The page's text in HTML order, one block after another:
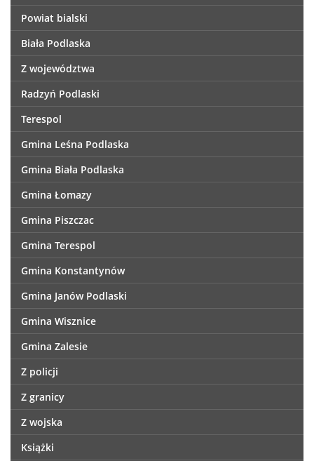
Powiat bialski
Biała Podlaska
Z województwa
Radzyń Podlaski
Terespol
Gmina Leśna Podlaska
Gmina Biała Podlaska
Gmina Łomazy
Gmina Piszczac
Gmina Terespol
Gmina Konstantynów
Gmina Janów Podlaski
Gmina Wisznice
Gmina Zalesie
Z policji
Z granicy
Z wojska
Książki